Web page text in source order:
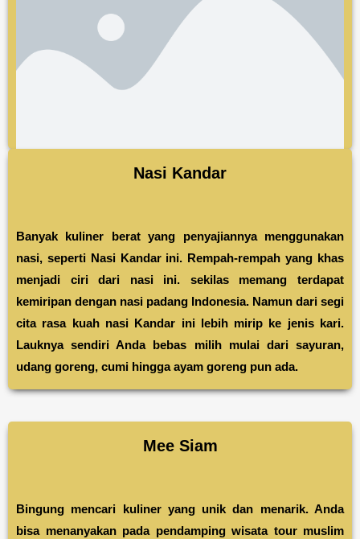
Nasi Kandar
Banyak kuliner berat yang penyajiannya menggunakan
nasi, seperti Nasi Kandar ini. Rempah-rempah yang khas
menjadi ciri dari nasi ini. sekilas memang terdapat
kemiripan dengan nasi padang Indonesia. Namun dari segi
cita rasa kuah nasi Kandar ini lebih mirip ke jenis kari.
Lauknya sendiri Anda bebas milih mulai dari sayuran,
udang goreng, cumi hingga ayam goreng pun ada.
Mee Siam
Bingung mencari kuliner yang unik dan menarik. Anda
bisa menanyakan pada pendamping wisata tour muslim